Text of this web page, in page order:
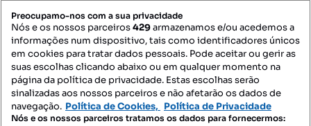
Mapa do Site
Contacte-nos
Preocupamo-nos com a sua privacidade
Nós e os nossos parceiros429armazenamos e/ou acedemos a
informações num dispositivo, tais como identificadores únicos
em cookies para tratar dados pessoais. Pode aceitar ou gerir as
suas escolhas clicando abaixo ou em qualquer momento na
página da política de privacidade. Estas escolhas serão
sinalizadas aos nossos parceiros e não afetarão os dados de
navegação. Política de Cookies, Política de Privacidade
Nós e os nossos parceiros tratamos os dados para fornecermos: